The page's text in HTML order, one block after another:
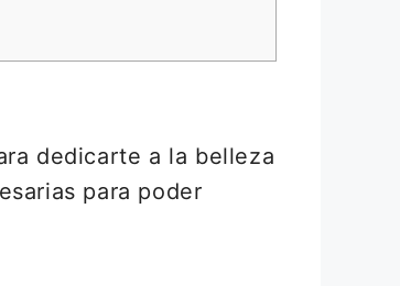
dedicarte a la belleza
para poder